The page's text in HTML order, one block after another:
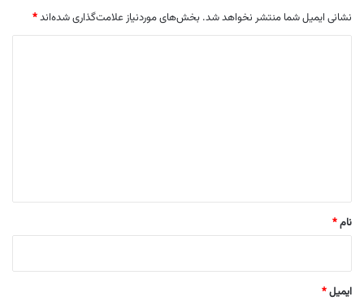
نشانی ایمیل شما منتشر نخواهد شد. بخش‌های موردنیاز علامت‌گذاری شده‌اند*
نام*
ایمیل*